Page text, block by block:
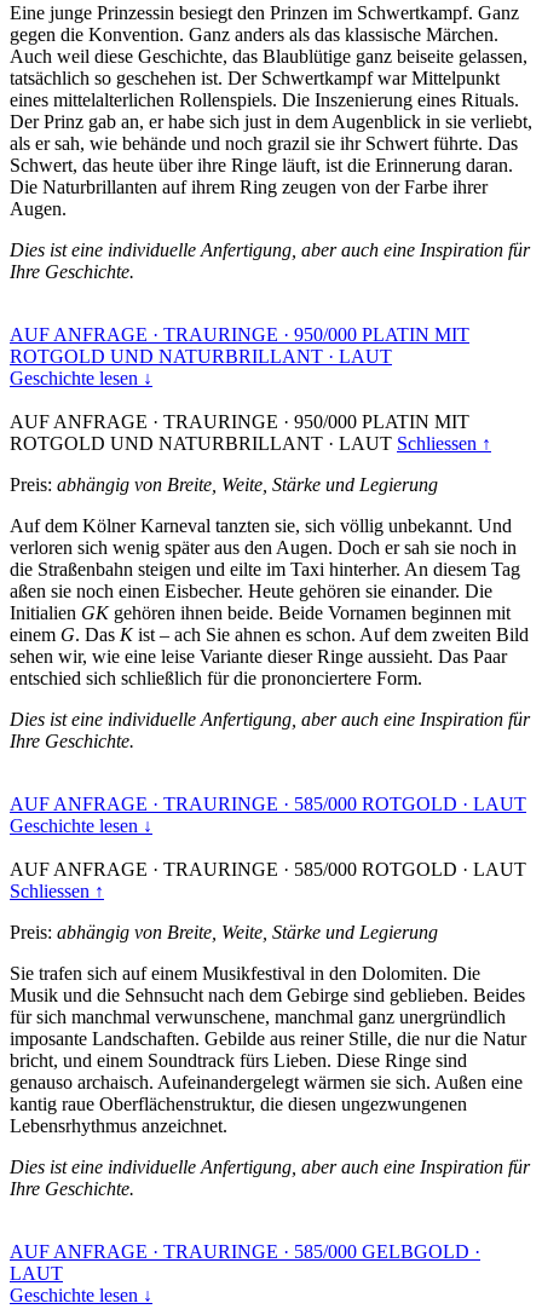
Eine junge Prinzessin besiegt den Prinzen im Schwertkampf. Ganz
gegen die Konvention. Ganz anders als das klassische Märchen.
Auch weil diese Geschichte, das Blaublütige ganz beiseite gelassen,
tatsächlich so geschehen ist. Der Schwertkampf war Mittelpunkt
eines mittelalterlichen Rollenspiels. Die Inszenierung eines Rituals.
Der Prinz gab an, er habe sich just in dem Augenblick in sie verliebt,
als er sah, wie behände und noch grazil sie ihr Schwert führte. Das
Schwert, das heute über ihre Ringe läuft, ist die Erinnerung daran.
Die Naturbrillanten auf ihrem Ring zeugen von der Farbe ihrer
Augen.
Dies ist eine individuelle Anfertigung, aber auch eine Inspiration für
Ihre Geschichte.
AUF ANFRAGE · TRAURINGE · 950/000 PLATIN MIT
ROTGOLD UND NATURBRILLANT · LAUT
Geschichte lesen ↓
AUF ANFRAGE · TRAURINGE · 950/000 PLATIN MIT
ROTGOLD UND NATURBRILLANT · LAUT Schliessen ↑
Preis: abhängig von Breite, Weite, Stärke und Legierung
Auf dem Kölner Karneval tanzten sie, sich völlig unbekannt. Und
verloren sich wenig später aus den Augen. Doch er sah sie noch in
die Straßenbahn steigen und eilte im Taxi hinterher. An diesem Tag
aßen sie noch einen Eisbecher. Heute gehören sie einander. Die
Initialien GKgehören ihnen beide. Beide Vornamen beginnen mit
einem G. Das Kist – ach Sie ahnen es schon. Auf dem zweiten Bild
sehen wir, wie eine leise Variante dieser Ringe aussieht. Das Paar
entschied sich schließlich für die prononciertere Form.
Dies ist eine individuelle Anfertigung, aber auch eine Inspiration für
Ihre Geschichte.
AUF ANFRAGE · TRAURINGE · 585/000 ROTGOLD · LAUT
Geschichte lesen ↓
AUF ANFRAGE · TRAURINGE · 585/000 ROTGOLD · LAUT
Schliessen ↑
Preis: abhängig von Breite, Weite, Stärke und Legierung
Sie trafen sich auf einem Musikfestival in den Dolomiten. Die
Musik und die Sehnsucht nach dem Gebirge sind geblieben. Beides
für sich manchmal verwunschene, manchmal ganz unergründlich
imposante Landschaften. Gebilde aus reiner Stille, die nur die Natur
bricht, und einem Soundtrack fürs Lieben. Diese Ringe sind
genauso archaisch. Aufeinandergelegt wärmen sie sich. Außen eine
kantig raue Oberflächenstruktur, die diesen ungezwungenen
Lebensrhythmus anzeichnet.
Dies ist eine individuelle Anfertigung, aber auch eine Inspiration für
Ihre Geschichte.
AUF ANFRAGE · TRAURINGE · 585/000 GELBGOLD ·
LAUT
Geschichte lesen ↓